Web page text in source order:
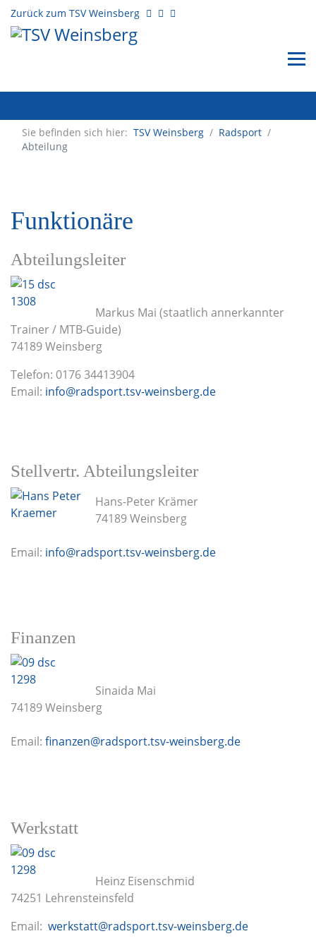
Zurück zum TSV Weinsberg
Sie befinden sich hier: TSV Weinsberg / Radsport /
Abteilung
Funktionäre
Abteilungsleiter
Markus Mai (staatlich annerkannter
Trainer / MTB-Guide)
74189 Weinsberg
Telefon: 0176 34413904
Email: info@radsport.tsv-weinsberg.de
Stellvertr. Abteilungsleiter
Hans-Peter Krämer
74189 Weinsberg
Email: info@radsport.tsv-weinsberg.de
Finanzen
Sinaida Mai
74189 Weinsberg
Email: finanzen@radsport.tsv-weinsberg.de
Werkstatt
Heinz Eisenschmid
74251 Lehrensteinsfeld
Email: werkstatt@radsport.tsv-weinsberg.de